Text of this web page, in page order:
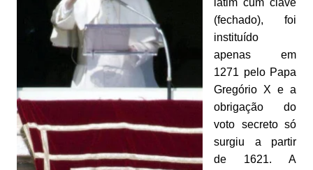
latim cum clave
(fechado), foi
instituído
apenas em
1271 pelo Papa
Gregório X e a
obrigação do
voto secreto só
surgiu a partir
de 1621. A